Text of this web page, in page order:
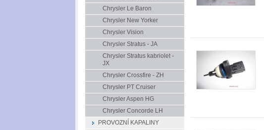
Chrysler Le Baron
Chrysler New Yorker
Chrysler Vision
Chrysler Stratus - JA
Chrysler Stratus kabriolet -
JX
Chrysler Crossfire - ZH
Chrysler PT Cruiser
Chrysler Aspen HG
Chrysler Concorde LH
PROVOZNÍ KAPALINY